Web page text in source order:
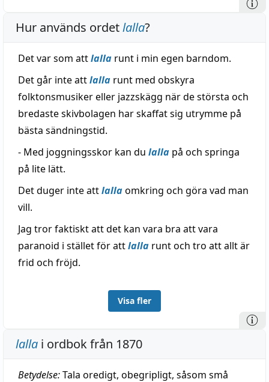
Hur används ordetlalla?
Det var som attlalla runt i min egen barndom.
Det går inte attlalla runt med obskyra
folktonsmusiker eller jazzskägg när de största och
bredaste skivbolagen har skaffat sig utrymme på
bästa sändningstid.
- Med joggningsskor kan du lalla på och springa
på lite lätt.
Det duger inte attlallaomkring och göra vad man
vill.
Jag tror faktiskt att det kan vara bra att vara
paranoid i stället för attlalla runt och tro att allt är
frid och fröjd.
Visa fler
lalla i ordbok från 1870
Betydelse:Tala oredigt, obegripligt, såsom små